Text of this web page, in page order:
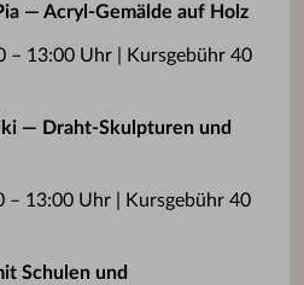
— Acryl-Gemälde auf Holz
– 13:00 Uhr | Kursgebühr 40
— Draht-Skulpturen und
– 13:00 Uhr | Kursgebühr 40
Schulen und